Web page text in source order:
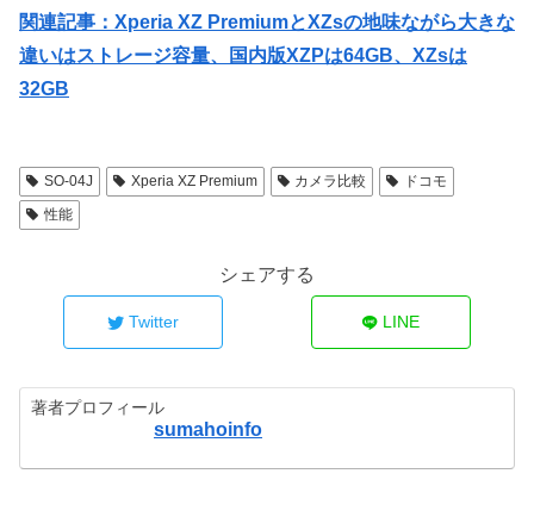
関連記事：Xperia XZ PremiumとXZsの地味ながら大きな
違いはストレージ容量、国内版XZPは64GB、XZsは
32GB
SO-04J Xperia XZ Premium カメラ比較
ドコモ
性能
シェアする
Twitter LINE
著者プロフィール
sumahoinfo